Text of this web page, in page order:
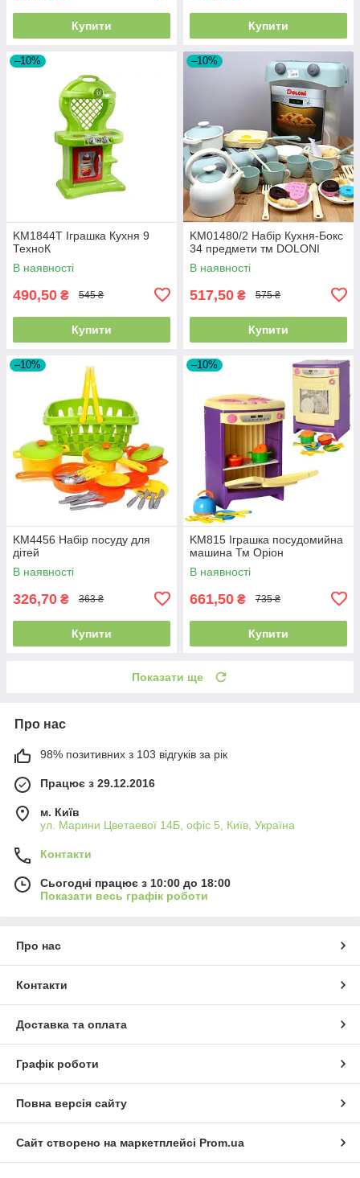
Купити Купити
–10%
KM1844T Іграшка Кухня 9
ТехноК
В наявності
490,50 ₴ 545 ₴
Купити
–10%
KM01480/2 Набір Кухня-Бокс
34 предмети тм DOLONI
В наявності
517,50 ₴ 575 ₴
Купити
–10%
KM4456 Набір посуду для
дітей
В наявності
326,70 ₴ 363 ₴
Купити
–10%
KM815 Іграшка посудомийна
машина Тм Оріон
В наявності
661,50 ₴ 735 ₴
Купити
Показати ще
Про нас
98% позитивних з 103 відгуків за рік
Працює з 29.12.2016
м. Київ
ул. Марини Цветаевої 14Б, офіс 5, Київ, Україна
Контакти
Сьогодні працює з 10:00 до 18:00
Показати весь графік роботи
Про нас
Контакти
Доставка та оплата
Графік роботи
Повна версія сайту
Сайт створено на маркетплейсі Prom.ua